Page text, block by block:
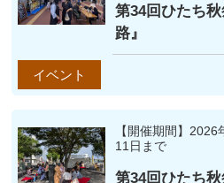
第34回ひたち
路』
イベント
【開催期間】
11日まで
第34回ひたち